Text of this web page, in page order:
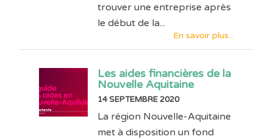
trouver une entreprise après
le début de la...
En savoir plus...
Les aides financières de la
Nouvelle Aquitaine
14 SEPTEMBRE 2020
La région Nouvelle-Aquitaine
met à disposition un fond